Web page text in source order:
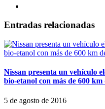
Entradas relacionadas
Nissan presenta un vehículo
bio-etanol con más de 600
5 de agosto de 2016